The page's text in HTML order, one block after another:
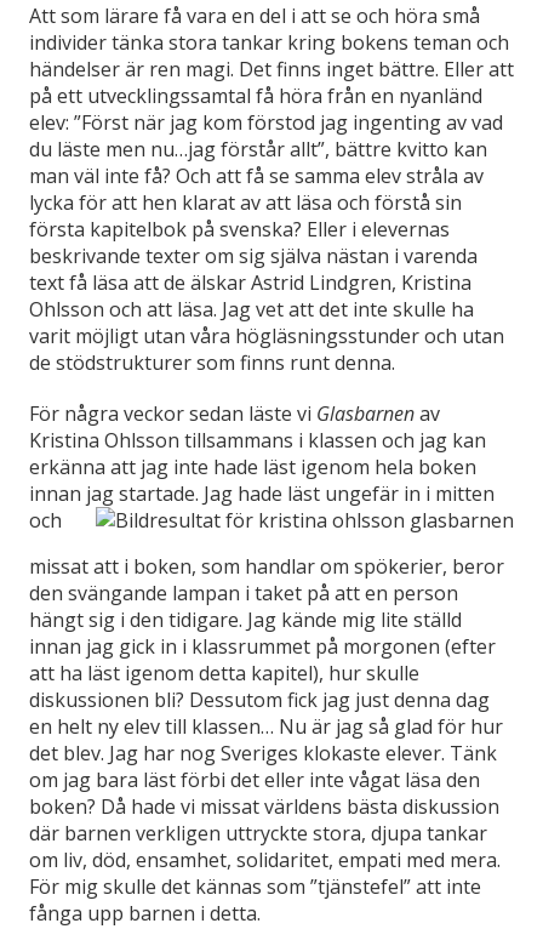
Att som lärare få vara en del i att se och höra små
individer tänka stora tankar kring bokens teman och
händelser är ren magi. Det finns inget bättre. Eller att
på ett utvecklingssamtal få höra från en nyanländ
elev: ”Först när jag kom förstod jag ingenting av vad
du läste men nu…jag förstår allt”, bättre kvitto kan
man väl inte få? Och att få se samma elev stråla av
lycka för att hen klarat av att läsa och förstå sin
första kapitelbok på svenska? Eller i elevernas
beskrivande texter om sig själva nästan i varenda
text få läsa att de älskar Astrid Lindgren, Kristina
Ohlsson och att läsa. Jag vet att det inte skulle ha
varit möjligt utan våra högläsningsstunder och utan
de stödstrukturer som finns runt denna.
För några veckor sedan läste vi Glasbarnenav
Kristina Ohlsson tillsammans i klassen och jag kan
erkänna att jag inte hade läst igenom hela boken
innan jag startade. Jag hade läst ungefär in i mitten
och
missat att i boken, som handlar om spökerier, beror
den svängande lampan i taket på att en person
hängt sig i den tidigare. Jag kände mig lite ställd
innan jag gick in i klassrummet på morgonen (efter
att ha läst igenom detta kapitel), hur skulle
diskussionen bli? Dessutom fick jag just denna dag
en helt ny elev till klassen… Nu är jag så glad för hur
det blev. Jag har nog Sveriges klokaste elever. Tänk
om jag bara läst förbi det eller inte vågat läsa den
boken? Då hade vi missat världens bästa diskussion
där barnen verkligen uttryckte stora, djupa tankar
om liv, död, ensamhet, solidaritet, empati med mera.
För mig skulle det kännas som ”tjänstefel” att inte
fånga upp barnen i detta.